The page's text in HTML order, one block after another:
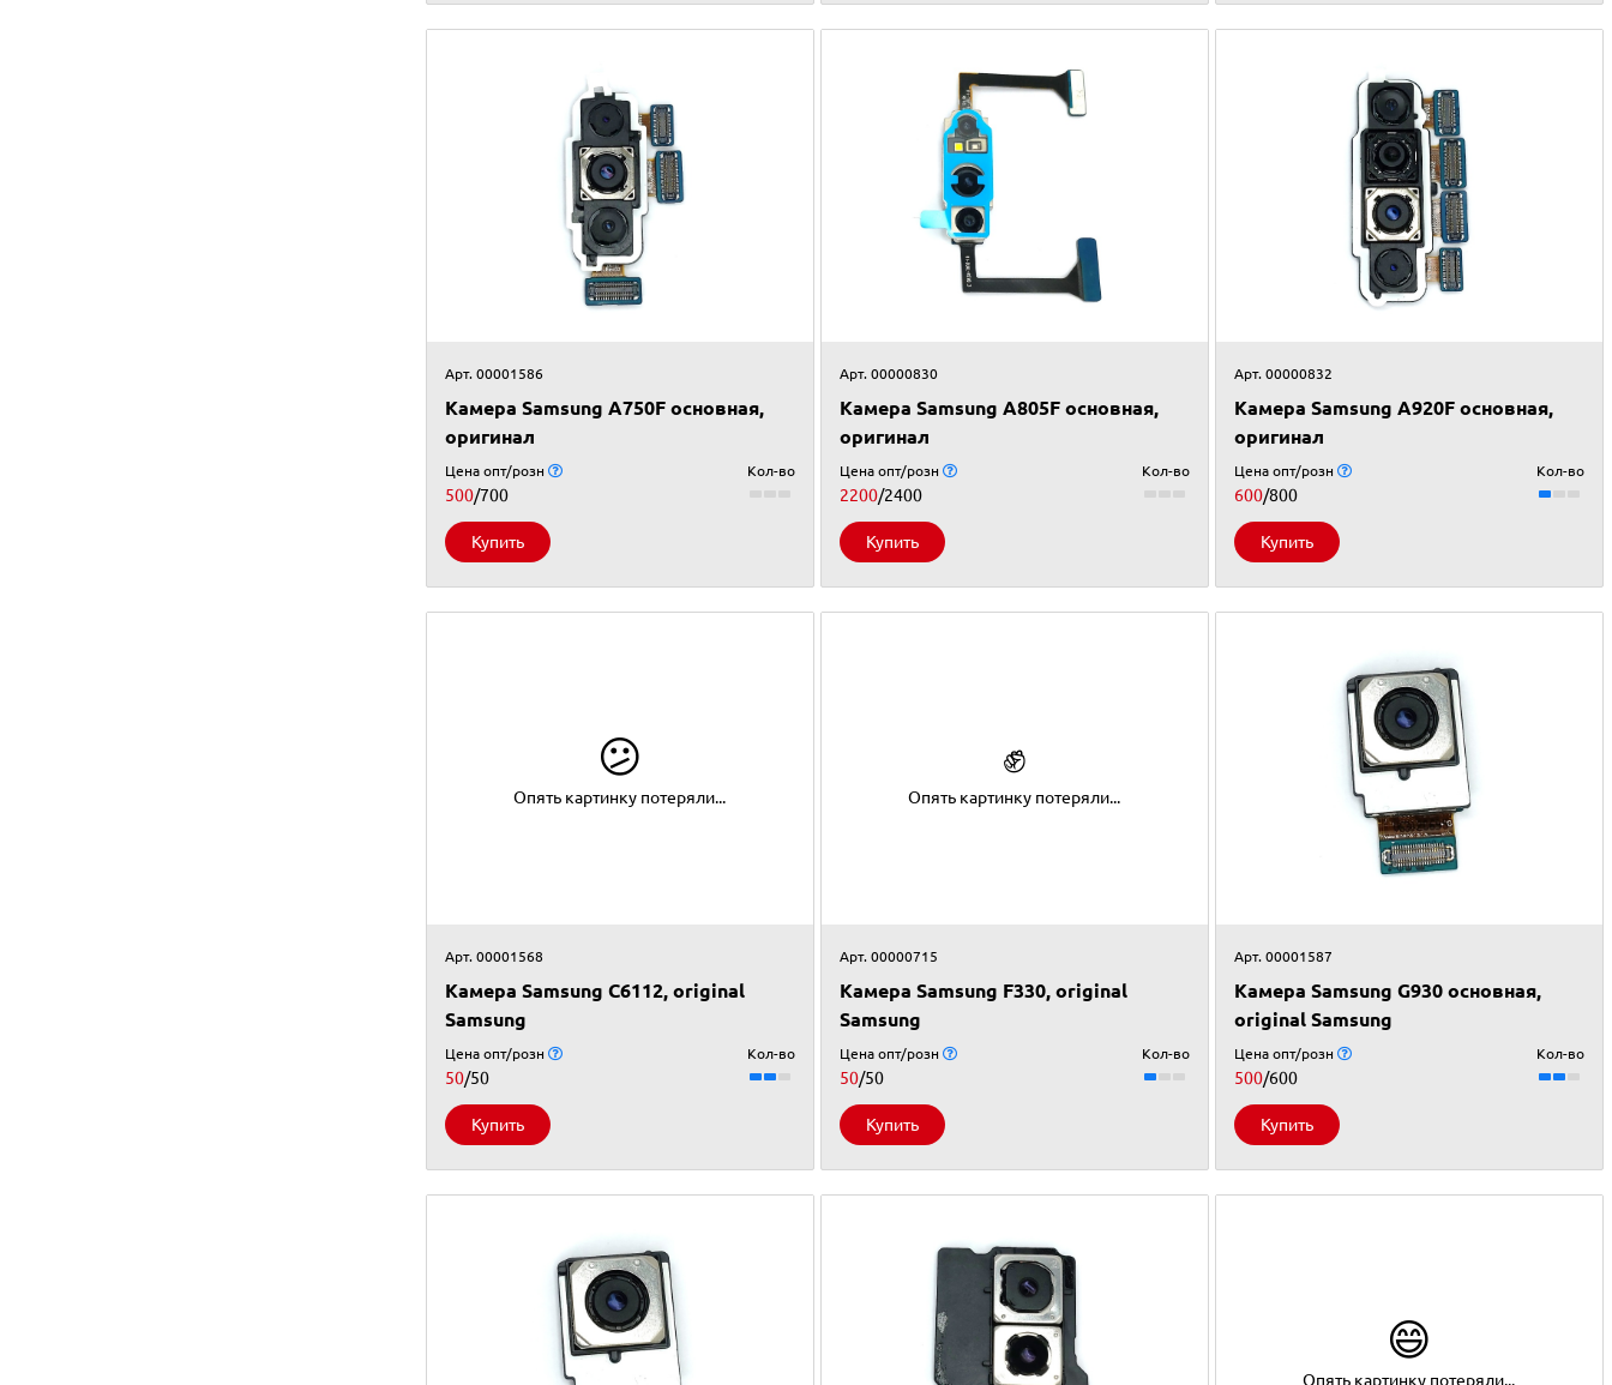
Арт. 00001586
Камера Samsung A750F основная,
оригинал
Цена опт/розн
500/700
Кол-во
Купить
Арт. 00000830
Камера Samsung A805F основная,
оригинал
Цена опт/розн
2200/2400
Кол-во
Купить
Арт. 00000832
Камера Samsung A920F основная,
оригинал
Цена опт/розн
600/800
Кол-во
Купить
😕
Опять картинку потеряли...
Арт. 00001568
Камера Samsung C6112, original
Samsung
Цена опт/розн
50/50
Кол-во
Купить
✊
Опять картинку потеряли...
Арт. 00000715
Камера Samsung F330, original
Samsung
Цена опт/розн
50/50
Кол-во
Купить
Арт. 00001587
Камера Samsung G930 основная,
original Samsung
Цена опт/розн
500/600
Кол-во
Купить
😄
Опять картинку потеряли...